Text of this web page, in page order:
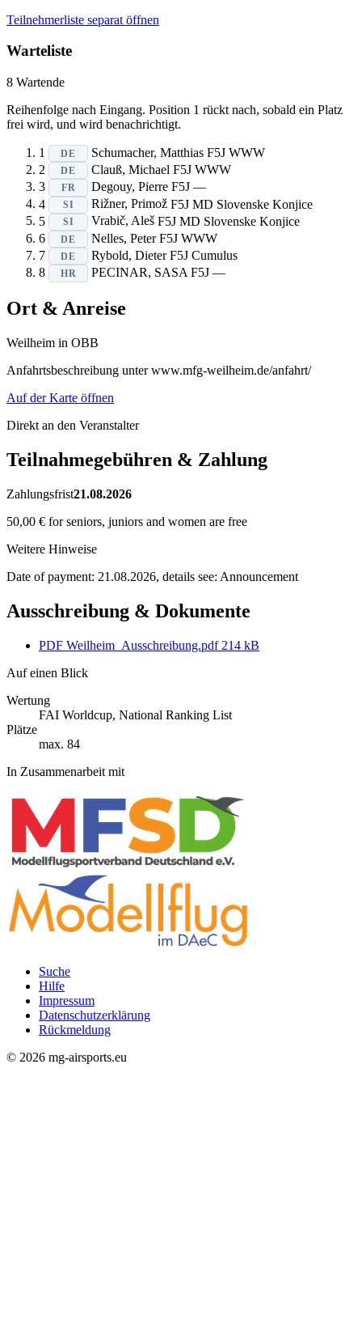
Teilnehmerliste separat öffnen
Warteliste
8 Wartende
Reihenfolge nach Eingang. Position 1 rückt nach, sobald ein Platz
frei wird, und wird benachrichtigt.
1 DE Schumacher, Matthias F5J WWW
2
DE Clauß, Michael F5J WWW
3
FR Degouy, Pierre F5J —
4
SI Rižner, Primož F5J MD Slovenske Konjice
5
SI Vrabič, Aleš F5J MD Slovenske Konjice
6
DE Nelles, Peter F5J WWW
7
DE Rybold, Dieter F5J Cumulus
8
HR PECINAR, SASA F5J —
Ort & Anreise
Weilheim in OBB
Anfahrtsbeschreibung unter www.mfg-weilheim.de/anfahrt/
Auf der Karte öffnen
Direkt an den Veranstalter
Teilnahmegebühren & Zahlung
Zahlungsfrist21.08.2026
50,00 € for seniors, juniors and women are free
Weitere Hinweise
Date of payment: 21.08.2026, details see: Announcement
Ausschreibung & Dokumente
PDF Weilheim_Ausschreibung.pdf 214 kB
Auf einen Blick
Wertung
FAI Worldcup, National Ranking List
Plätze
max. 84
In Zusammenarbeit mit
Rechtliches
Suche
Hilfe
Impressum
Datenschutzerklärung
Rückmeldung
© 2026 mg-airsports.eu